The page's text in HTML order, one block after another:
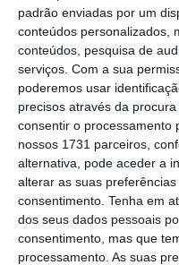
padrão enviadas por um
conteúdos personalizados,
conteúdos, pesquisa de
serviços. Com a sua
poderemos usar
precisos através da
consentir o processamento
nossos 1731 parceiros,
alternativa, pode aceder a
alterar as suas
consentimento. Tenha em
dos seus dados pessoais
consentimento, mas que
processamento. As suas
ligeiramente
ministro do
Matos Fernandes,
eque implicava
por MWH nos
Este mecanismo
Espanha, por
prejudicial para os
altamente